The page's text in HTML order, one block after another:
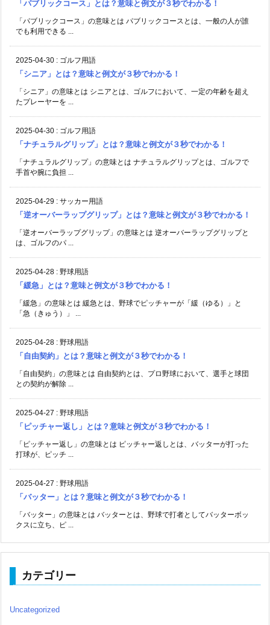
「パブリックコース」とは？意味と例文が３秒でわかる！
「パブリックコース」の意味とは パブリックコースとは、一般の人が誰
でも利用できる ...
2025-04-30 : ゴルフ用語
「シニア」とは？意味と例文が３秒でわかる！
「シニア」の意味とは シニアとは、ゴルフにおいて、一定の年齢を超え
たプレーヤーを ...
2025-04-30 : ゴルフ用語
「ナチュラルグリップ」とは？意味と例文が３秒でわかる！
「ナチュラルグリップ」の意味とは ナチュラルグリップとは、ゴルフで
手首や腕に負担 ...
2025-04-29 : サッカー用語
「逆オーバーラップグリップ」とは？意味と例文が３秒でわかる！
「逆オーバーラップグリップ」の意味とは 逆オーバーラップグリップと
は、ゴルフのパ ...
2025-04-28 : 野球用語
「緩急」とは？意味と例文が３秒でわかる！
「緩急」の意味とは 緩急とは、野球でピッチャーが「緩（ゆる）」と
「急（きゅう）」 ...
2025-04-28 : 野球用語
「自由契約」とは？意味と例文が３秒でわかる！
「自由契約」の意味とは 自由契約とは、プロ野球において、選手と球団
との契約が解除 ...
2025-04-27 : 野球用語
「ピッチャー返し」とは？意味と例文が３秒でわかる！
「ピッチャー返し」の意味とは ピッチャー返しとは、バッターが打った
打球が、ピッチ ...
2025-04-27 : 野球用語
「バッター」とは？意味と例文が３秒でわかる！
「バッター」の意味とは バッターとは、野球で打者としてバッターボッ
クスに立ち、ピ ...
カテゴリー
Uncategorized